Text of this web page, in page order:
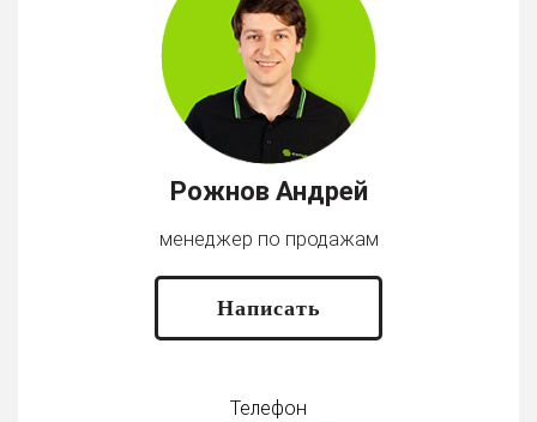
Рожнов Андрей
менеджер по продажам
Написать
Телефон